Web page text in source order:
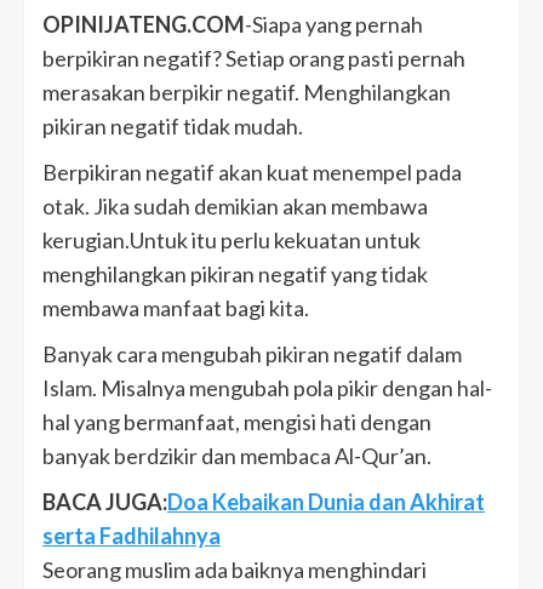
OPINIJATENG.COM-Siapa yang pernah
berpikiran negatif? Setiap orang pasti pernah
merasakan berpikir negatif. Menghilangkan
pikiran negatif tidak mudah.
Berpikiran negatif akan kuat menempel pada
otak. Jika sudah demikian akan membawa
kerugian.Untuk itu perlu kekuatan untuk
menghilangkan pikiran negatif yang tidak
membawa manfaat bagi kita.
Banyak cara mengubah pikiran negatif dalam
Islam. Misalnya mengubah pola pikir dengan hal-
hal yang bermanfaat, mengisi hati dengan
banyak berdzikir dan membaca Al-Qur’an.
BACA JUGA:Doa Kebaikan Dunia dan Akhirat
serta Fadhilahnya
Seorang muslim ada baiknya menghindari